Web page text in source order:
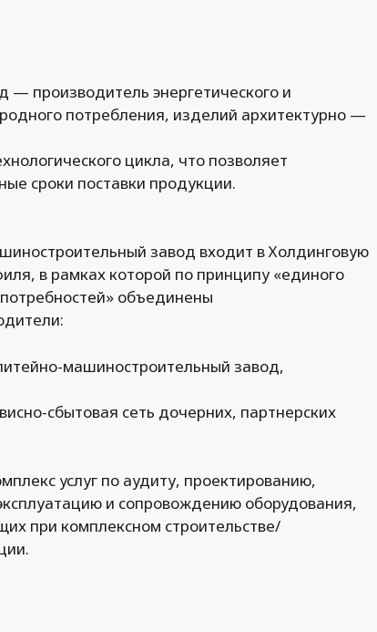
производитель энергетического и
потребления, изделий архитектурно —
цикла, что позволяет
сроки поставки продукции.
завод входит в Холдинговую
в рамках которой по принципу «единого
объединены
машиностроительный завод,
сбытовая сеть дочерних, партнерских
услуг по аудиту, проектированию,
и сопровождению оборудования,
при комплексном строительстве/